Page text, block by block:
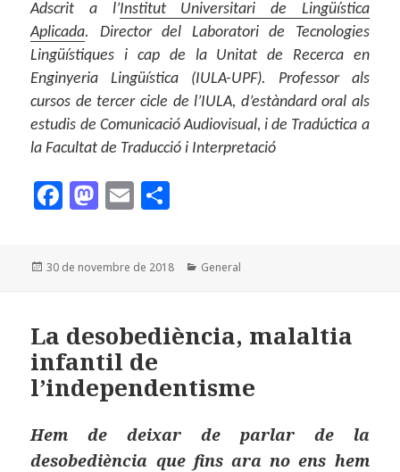
Adscrit a l’Institut Universitari de Lingüística
Aplicada. Director del Laboratori de Tecnologies
Lingüístiques i cap de la Unitat de Recerca en
Enginyeria Lingüística (IULA-UPF). Professor als
cursos de tercer cicle de l’IULA, d’estàndard oral als
estudis de Comunicació Audiovisual, i de Tradúctica a
la Facultat de Traducció i Interpretació
F
c
e
o
o
k
M
to
d
n
E
ai
l p
rt
x
Publicat
30 de novembre de 2018 Categories
General
La desobediència, malaltia
infantil de
l’independentisme
Hem de deixar de parlar de la
desobediència que fins ara no ens hem